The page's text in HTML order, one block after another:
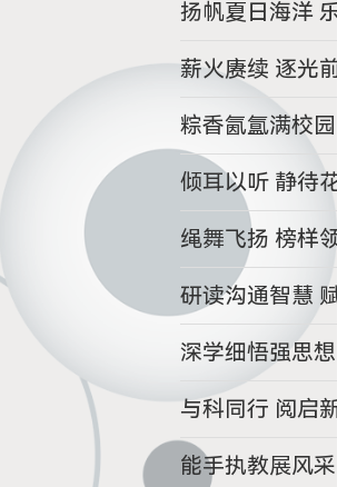
扬帆夏日海洋
薪火赓续 逐光
粽香氤氲满校
倾耳以听 静待
绳舞飞扬 榜样
研读沟通智慧
深学细悟强思
与科同行 阅启
能手执教展风